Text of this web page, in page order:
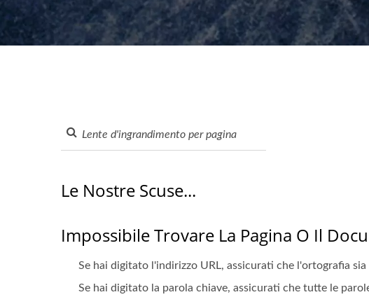
Le Nostre Scuse...
Impossibile Trovare La Pagina O Il
Se hai digitato l'indirizzo URL, assicurati che l'ortografia
Se hai digitato la parola chiave, assicurati che tutte le